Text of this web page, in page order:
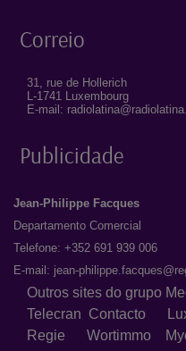
Correio
31, rue de Hollerich
L-1741 Luxembourg
E-mail:
Publicidade
Jean-Philippe Facques
Departamento Comercial
Telefone: +352 691 939 006
E-mail: jean-
Outros sites do grupo
Telecran Contacto
Regie Wortimmo